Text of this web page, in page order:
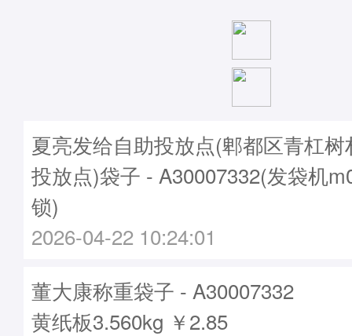
夏亮发给自助投放点(郫都区青杠
投放点)袋子 - A30007332(发袋机
锁)
2026-04-22 10:24:01
董大康称重袋子 - A30007332
黄纸板3.560kg ￥2.85